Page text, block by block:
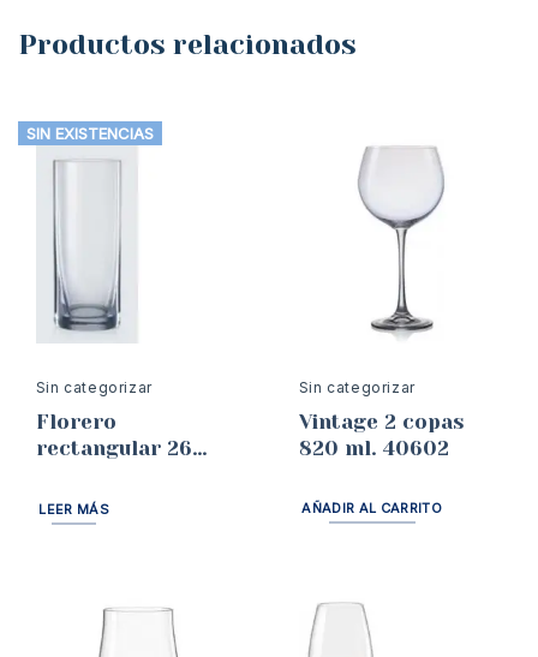
Productos relacionados
SIN EXISTENCIAS
Sin categorizar
Florero
rectangular 26
LEER MÁS
Sin categorizar
Vintage 2 copas
820 ml. 40602
AÑADIR AL CARRITO